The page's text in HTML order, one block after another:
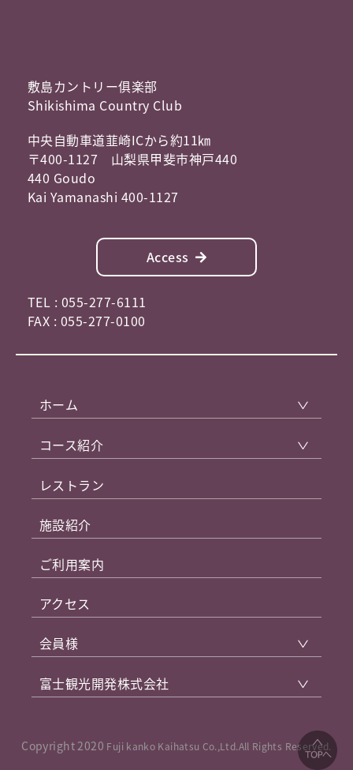
敷島カントリー俱楽部
Shikishima Country Club
中央自動車道韮崎ICから約11㎞
〒400-1127 山梨県甲斐市神戸440
440 Goudo
Kai Yamanashi 400-1127
Access
TEL : 055-277-6111
FAX : 055-277-0100
ホーム
コース紹介
レストラン
施設紹介
ご利用案内
アクセス
会員様
富士観光開発株式会社
Copyright 2020 Fuji kanko Kaihatsu Co.,Ltd.All Rights Reserved.